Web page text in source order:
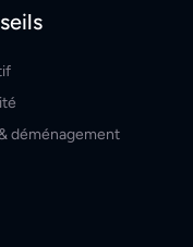
déménagement